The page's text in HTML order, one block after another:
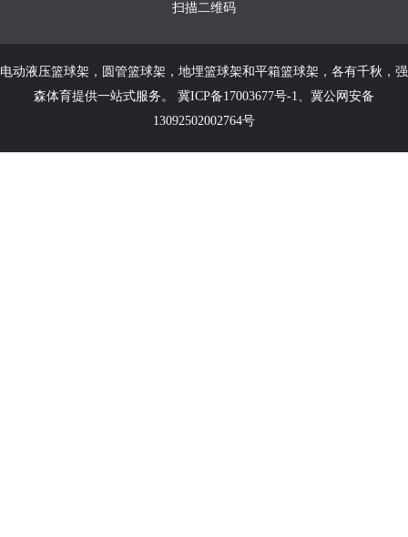
扫描二维码
电动液压篮球架 ， 圆管篮球架 ， 地埋篮球架和平箱篮球架 ，各有千秋，强
森体育提供一站式服务。 冀ICP备17003677号-1、 冀公网安备
13092502002764号